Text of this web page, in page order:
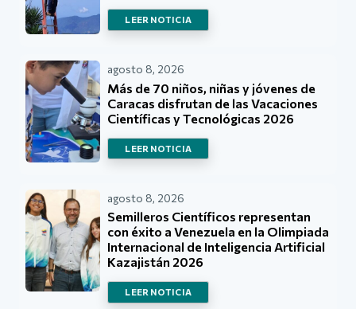
LEER NOTICIA
agosto 8, 2026
Más de 70 niños, niñas y jóvenes de
Caracas disfrutan de las Vacaciones
Científicas y Tecnológicas 2026
LEER NOTICIA
agosto 8, 2026
Semilleros Científicos representan
con éxito a Venezuela en la Olimpiada
Internacional de Inteligencia Artificial
Kazajistán 2026
LEER NOTICIA